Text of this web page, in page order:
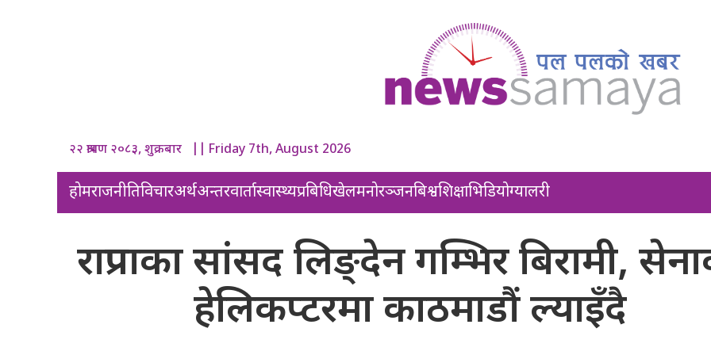
२२ श्रावण २०८३, शुक्रबार || Friday 7th, August 2026
होमराजनीतिविचारअर्थअन्तरवार्तास्वास्थ्यप्रबिधिखेलमनोरञ्जनबिश्वशिक्षाभिडियोग्यालरी
राप्रपाका सांसद लिङ्देन गम्भिर बिरामी,
हेलिकप्टरमा काठमाडौं ल्याइँदै